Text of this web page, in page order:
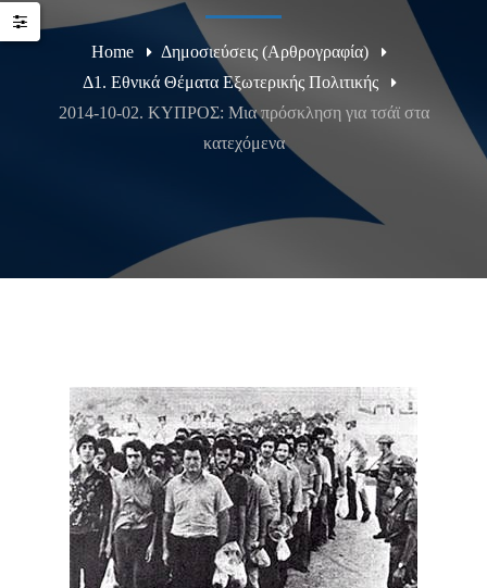
Home
Δημοσιεύσεις (Αρθρογραφία)
Δ1. Εθνικά Θέματα Εξωτερικής Πολιτικής
2014-10-02. ΚΥΠΡΟΣ: Μια πρόσκληση για τσάϊ στα
κατεχόμενα